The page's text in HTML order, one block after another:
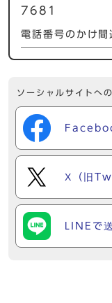
7681
電話番号のかけ間
ソーシャルサイトへ
X（旧
LINEで